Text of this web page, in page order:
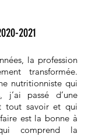
2021
la profession
transformée.
nutritionniste qui
j’ai passé d’une
tout savoir et qui
est la bonne à
comprend la